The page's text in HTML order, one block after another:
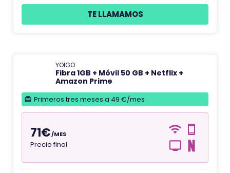
TE LLAMAMOS
YOIGO
Fibra 1GB + Móvil 50 GB + Netflix +
Amazon Prime
Primeros tres meses a 49 €/mes
71€/MES
Precio final